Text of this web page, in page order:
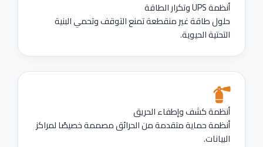
أنظمة UPS وتكرار الطاقة
حلول طاقة غير منقطعة تمنع التوقف وتحمي البنية
التحتية الحيوية.
أنظمة كشف وإطفاء الحريق
أنظمة حماية متقدمة من الحرائق مصممة خصيصًا لمراكز
البيانات.